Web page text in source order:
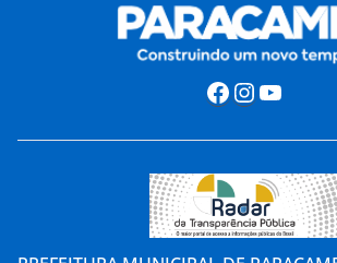
Facebook